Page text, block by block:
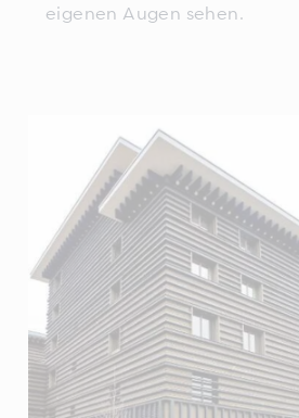
eigenen Augen sehen.